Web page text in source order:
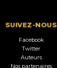
SUIVEZ-NOUS
Facebook
Twitter
Auteurs
Nos partenaires